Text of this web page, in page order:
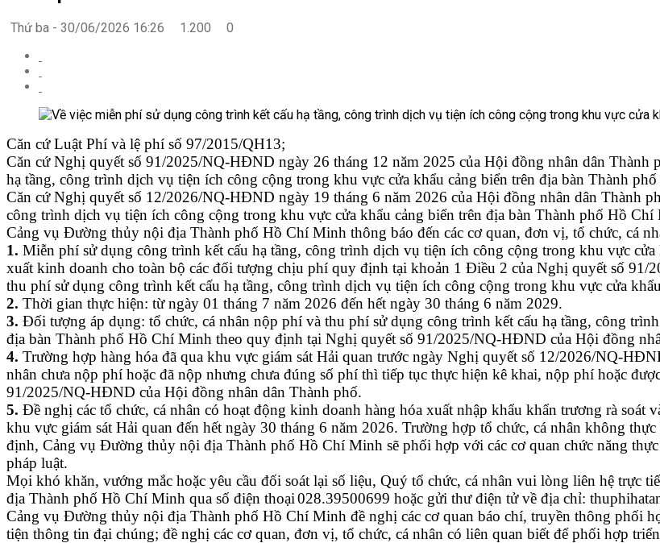
Thứ ba - 30/06/2026 16:26 1.200 0
Căn cứ Luật Phí và lệ phí số 97/2015/QH13;
Căn cứ Nghị quyết số 91/2025/NQ-HĐND ngày 26 tháng 12 năm 2025 của Hội đồng nhân dân
hạ tầng, công trình dịch vụ tiện ích công cộng trong khu vực cửa khẩu cảng biển trên địa bàn Thành
Căn cứ Nghị quyết số 12/2026/NQ-HĐND ngày 19 tháng 6 năm 2026 của Hội đồng nhân dân Thành
công trình dịch vụ tiện ích công cộng trong khu vực cửa khẩu cảng biển trên địa bàn Thành phố Hồ
Cảng vụ Đường thủy nội địa Thành phố Hồ Chí Minh thông báo đến các cơ quan, đơn vị, tổ chức, cá
1. Miễn phí sử dụng công trình kết cấu hạ tầng, công trình dịch vụ tiện ích công cộng trong khu vực
xuất kinh doanh cho toàn bộ các đối tượng chịu phí quy định tại khoản 1 Điều 2 của Nghị quyết số
thu phí sử dụng công trình kết cấu hạ tầng, công trình dịch vụ tiện ích công cộng trong khu vực cửa
2. Thời gian thực hiện: từ ngày 01 tháng 7 năm 2026 đến hết ngày 30 tháng 6 năm 2029.
3. Đối tượng áp dụng: tổ chức, cá nhân nộp phí và thu phí sử dụng công trình kết cấu hạ tầng, công
địa bàn Thành phố Hồ Chí Minh theo quy định tại Nghị quyết số 91/2025/NQ-HĐND của Hội đồng
4. Trường hợp hàng hóa đã qua khu vực giám sát Hải quan trước ngày Nghị quyết số 12/2026/NQ-
nhân chưa nộp phí hoặc đã nộp nhưng chưa đúng số phí thì tiếp tục thực hiện kê khai, nộp phí hoặc
91/2025/NQ-HĐND của Hội đồng nhân dân Thành phố.
5. Đề nghị các tổ chức, cá nhân có hoạt động kinh doanh hàng hóa xuất nhập khẩu khẩn trương rà
khu vực giám sát Hải quan đến hết ngày 30 tháng 6 năm 2026. Trường hợp tổ chức, cá nhân không
định, Cảng vụ Đường thủy nội địa Thành phố Hồ Chí Minh sẽ phối hợp với các cơ quan chức năng
pháp luật.
Mọi khó khăn, vướng mắc hoặc yêu cầu đối soát lại số liệu, Quý tổ chức, cá nhân vui lòng liên hệ trực
địa Thành phố Hồ Chí Minh qua số điện thoại028.39500699 hoặc gửi thư điện tử về địa chỉ:
Cảng vụ Đường thủy nội địa Thành phố Hồ Chí Minh đề nghị các cơ quan báo chí, truyền thông phối
tiện thông tin đại chúng; đề nghị các cơ quan, đơn vị, tổ chức, cá nhân có liên quan biết để phối hợp